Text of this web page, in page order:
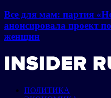
Все для мам: партия
анонсировала проект
женщин
ПОЛИТИКА